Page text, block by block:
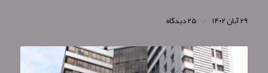
۲۹ آبان ۱۴۰۲ / ۲۵ دیدگاه